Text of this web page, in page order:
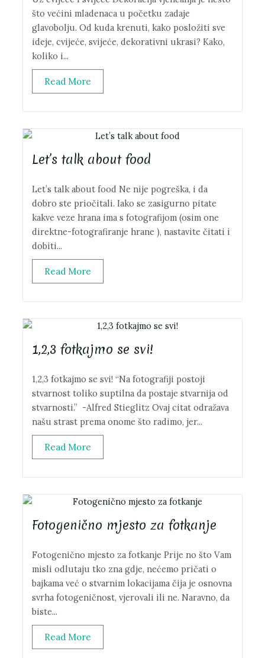
što većini mladenaca u početku zadaje
glavobolju. Od kuda krenuti, kako posložiti sve
ideje, cvijeće, svijeće, dekorativni ukrasi? Kako,
koliko i...
Read More
Let’s talk about food
Let’s talk about food Ne nije pogreška, i da
dobro ste priočitali. Iako se zasigurno pitate
kakve veze hrana ima s fotografijom (osim one
direktne-fotografiranje hrane ), nastavite čitati i
dobiti...
Read More
1,2,3 fotkajmo se svi!
1,2,3 fotkajmo se svi! “Na fotografiji postoji
stvarnost toliko suptilna da postaje stvarnija od
stvarnosti.” -Alfred Stieglitz Ovaj citat odražava
našu strast prema onome što radimo, jer...
Read More
Fotogenično mjesto za fotkanje
Fotogenično mjesto za fotkanje Prije no što Vam
misli odlutaju tko zna gdje, nećemo pričati o
bajkama već o stvarnim lokacijama čija je osnovna
svrha fotogeničnost, vjerovali ili ne. Naravno, da
biste...
Read More